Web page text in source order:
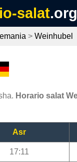
salat.org
> Weinhubel
Horario salat
Asr
17:11